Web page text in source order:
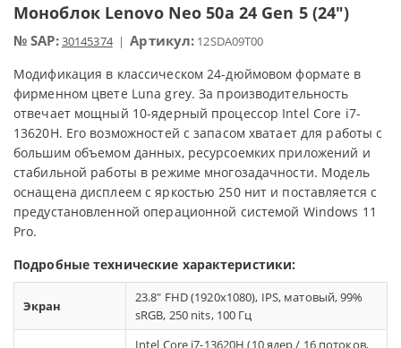
Моноблок Lenovo Neo 50a 24 Gen 5 (24")
№ SAP:30145374|Артикул: 12SDA09T00
Модификация в классическом 24-дюймовом формате в
фирменном цвете Luna grey. За производительность
отвечает мощный 10-ядерный процессор Intel Core i7-
13620H. Его возможностей с запасом хватает для работы с
большим объемом данных, ресурсоемких приложений и
стабильной работы в режиме многозадачности. Модель
оснащена дисплеем с яркостью 250 нит и поставляется с
предустановленной операционной системой Windows 11
Pro.
Подробные технические характеристики:
Экран
23.8" FHD (1920x1080), IPS, матовый, 99%
sRGB, 250 nits, 100 Гц
Intel Core i7-13620H (10 ядер / 16 потоков,